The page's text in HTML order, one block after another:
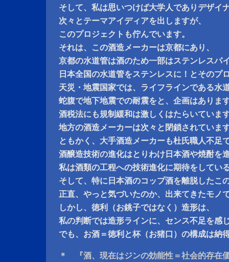
そして、私は思いつけば大学人でありデザイ
次々とテーマアイディアを出しますが、
このプロジェクトも佇んでいます。
それは、この酒造メーカーは京都にあり、
京都の水道管は酒のため一部はステンレスパ
日本全国の水道管をステンレスに！とそのプ
天災・地震国家では、ライフラインである水
蛇腹で地下地震での耐震をと、企画はありま
酒税法にも規制緩和は激しくはたらいていま
地方の酒造メーカーは次々と閉鎖されていま
ともかく、大手酒造メーカーも杜氏職人不足
酒醸造技術の進化はとりわけ日本酒や焼酎を
私は酒類の工程への技術進化に期待をしてい
そして、特に日本酒のコップ酒を離脱したこ
正直、やっと気づいたのか、出来てきたモノ
しかし、徳利（お銚子ではなく）造形は、
私の判断では造形ラインに、センス不足を感
でも、お酒＝徳利と杯（お猪口）の構成は納
＊ 『酒、現在はジンの効能性＝社会的存在